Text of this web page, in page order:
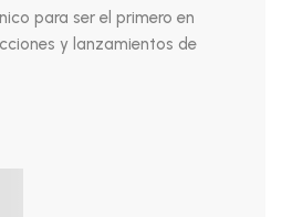
para ser el primero en
y lanzamientos de